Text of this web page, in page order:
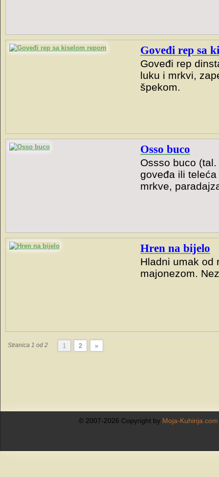
Goveđi rep sa
Goveđi rep
luku i mrkvi,
špekom.
Osso buco
Ossso buco
goveđa ili
mrkve,
Hren na bijelo
Hladni umak od
majonezom.
Stranica 1 od 2 1 2 »
© 2007-2026 Copyright by Moja-Kuhinja.com